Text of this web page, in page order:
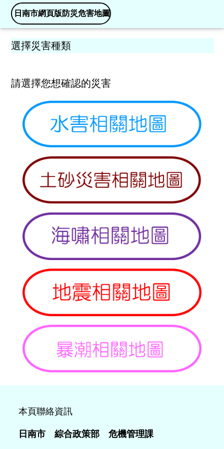
日南市網頁版防災危害地圖
選擇災害種類
請選擇您想確認的災害
本頁聯絡資訊
日南市 綜合政策部 危機管理課